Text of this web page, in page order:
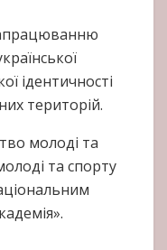
ідентичності
територій.
молоді та
та спорту